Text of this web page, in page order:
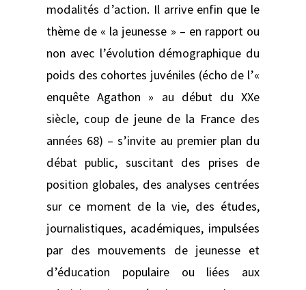
modalités d’action. Il arrive enfin que le
thème de « la jeunesse » – en rapport ou
non avec l’évolution démographique du
poids des cohortes juvéniles (écho de l’«
enquête Agathon » au début du XXe
siècle, coup de jeune de la France des
années 68) – s’invite au premier plan du
débat public, suscitant des prises de
position globales, des analyses centrées
sur ce moment de la vie, des études,
journalistiques, académiques, impulsées
par des mouvements de jeunesse et
d’éducation populaire ou liées aux